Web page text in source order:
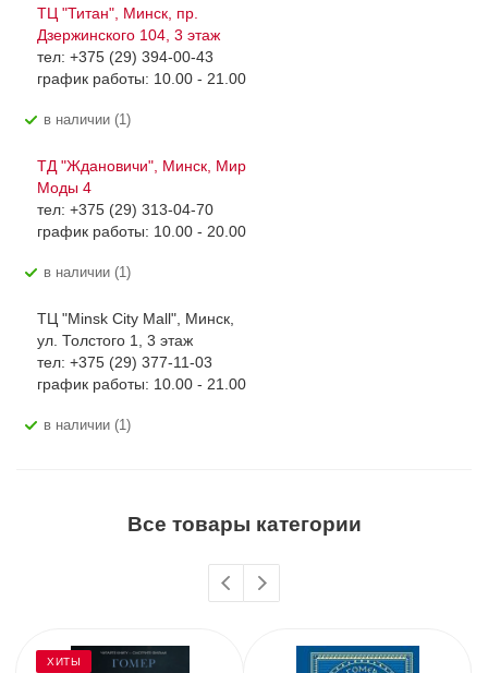
ТЦ "Титан", Минск, пр.
Дзержинского 104, 3 этаж
тел: +375 (29) 394-00-43
график работы: 10.00 - 21.00
В наличии (1)
ТД "Ждановичи", Минск, Мир
Моды 4
тел: +375 (29) 313-04-70
график работы: 10.00 - 20.00
В наличии (1)
ТЦ "Minsk City Mall", Минск,
ул. Толстого 1, 3 этаж
тел: +375 (29) 377-11-03
график работы: 10.00 - 21.00
В наличии (1)
Все товары категории
ХИТЫ